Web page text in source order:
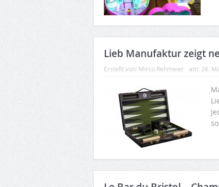
Lieb Manufaktur zeigt
Erstellt von: Mirco Rehmeier am: 26.